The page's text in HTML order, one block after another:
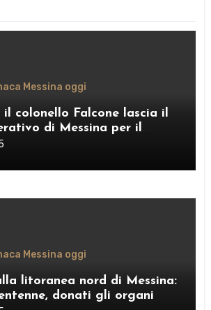
Messina oggi
il colonello Falcone lascia il
di Messina per il
di Como
Messina oggi
litoranea nord di Messina:
donati gli organi